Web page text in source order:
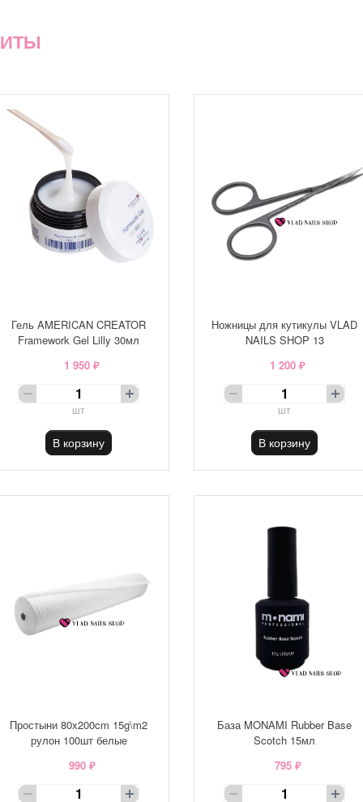
Гель AMERICAN CREATOR
Framework Gel Lilly 30мл
1 950 ₽
шт
В корзину
Ножницы для кутикулы VLAD
NAILS SHOP 13
1 200 ₽
шт
В корзину
Простыни 80х200cm 15g\m2
рулон 100шт белые
990 ₽
База MONAMI Rubber Base
Scotch 15мл
795 ₽